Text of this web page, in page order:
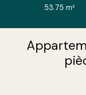
53.75 m²